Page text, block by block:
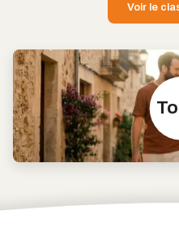
Voir le